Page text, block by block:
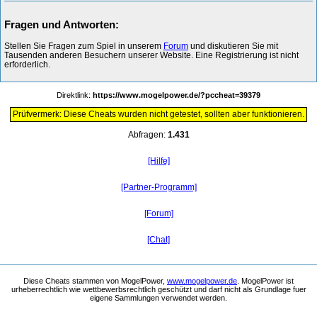
Fragen und Antworten:
Stellen Sie Fragen zum Spiel in unserem Forum und diskutieren Sie mit
Tausenden anderen Besuchern unserer Website. Eine Registrierung ist nicht
erforderlich.
Direktlink: https://www.mogelpower.de/?pccheat=39379
Prüfvermerk: Diese Cheats wurden nicht getestet, sollten aber funktionieren.
Abfragen: 1.431
[Hilfe]
[Partner-Programm]
[Forum]
[Chat]
Diese Cheats stammen von MogelPower, www.mogelpower.de . MogelPower ist
urheberrechtlich wie wettbewerbsrechtlich geschützt und darf nicht als Grundlage fuer
eigene Sammlungen verwendet werden.